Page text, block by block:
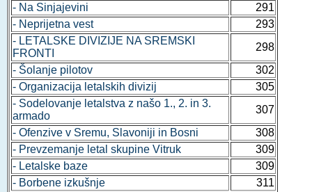
- Na Sinjajevini
291
- Neprijetna vest
293
- LETALSKE DIVIZIJE NA SREMSKI
FRONTI
298
- Šolanje pilotov
302
- Organizacija letalskih divizij
305
- Sodelovanje letalstva z našo 1., 2. in 3.
armado
307
- Ofenzive v Sremu, Slavoniji in Bosni
308
- Prevzemanje letal skupine Vitruk
309
- Letalske baze
309
- Borbene izkušnje
311